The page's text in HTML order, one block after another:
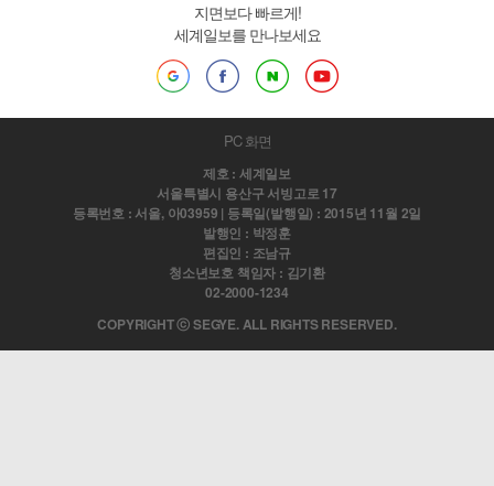
지면보다 빠르게!
세계일보를 만나보세요
PC 화면
제호 : 세계일보
서울특별시 용산구 서빙고로 17
등록번호 : 서울, 아03959 | 등록일(발행일) : 2015년 11월 2일
발행인 : 박정훈
편집인 : 조남규
청소년보호 책임자 : 김기환
02-2000-1234
COPYRIGHT ⓒ SEGYE. ALL RIGHTS RESERVED.